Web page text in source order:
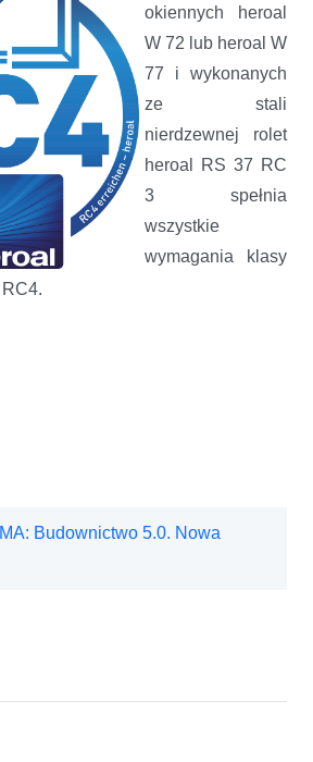
okiennych heroal
W 72 lub heroal W
77 i wykonanych
ze stali
nierdzewnej rolet
heroal RS 37 RC
3 spełnia
wszystkie
wymagania klasy
Budownictwo 5.0. Nowa